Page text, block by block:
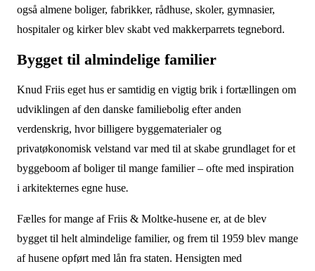
også almene boliger, fabrikker, rådhuse, skoler, gymnasier,
hospitaler og kirker blev skabt ved makkerparrets tegnebord.
Bygget til almindelige familier
Knud Friis eget hus er samtidig en vigtig brik i fortællingen om
udviklingen af den danske familiebolig efter anden
verdenskrig, hvor billigere byggematerialer og
privatøkonomisk velstand var med til at skabe grundlaget for et
byggeboom af boliger til mange familier – ofte med inspiration
i arkitekternes egne huse.
Fælles for mange af Friis & Moltke-husene er, at de blev
bygget til helt almindelige familier, og frem til 1959 blev mange
af husene opført med lån fra staten. Hensigten med